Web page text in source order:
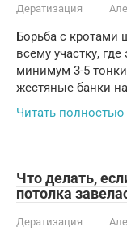
Дератизация
Борьба с
всему участку,
минимум 3-5
жестяные банки
Читать полностью
Что делать,
потолка
Дератизация